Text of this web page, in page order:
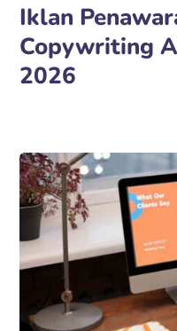
Iklan
Copywriting
2026